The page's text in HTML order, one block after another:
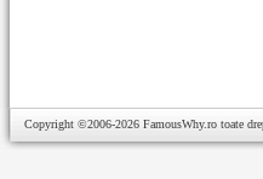
Copyright ©2006-2026 FamousWhy.ro toate